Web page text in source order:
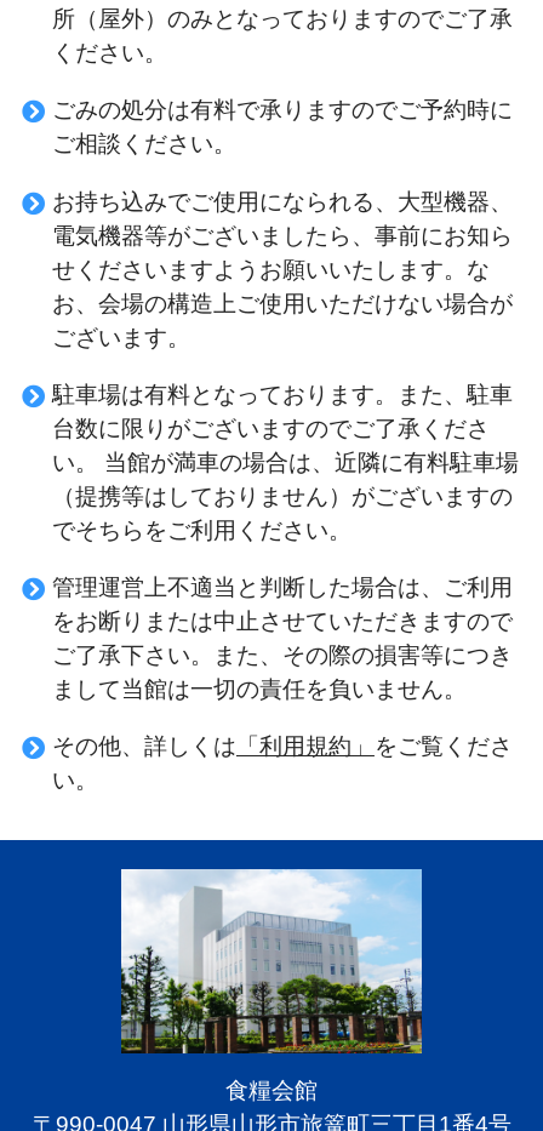
所（屋外）のみとなっておりますのでご了承
ください。
ごみの処分は有料で承りますのでご予約時に
ご相談ください。
お持ち込みでご使用になられる、大型機器、
電気機器等がございましたら、事前にお知ら
せくださいますようお願いいたします。な
お、会場の構造上ご使用いただけない場合が
ございます。
駐車場は有料となっております。また、駐車
台数に限りがございますのでご了承くださ
い。 当館が満車の場合は、近隣に有料駐車場
（提携等はしておりません）がございますの
でそちらをご利用ください。
管理運営上不適当と判断した場合は、ご利用
をお断りまたは中止させていただきますので
ご了承下さい。また、その際の損害等につき
まして当館は一切の責任を負いません。
その他、詳しくは 「利用規約」 をご覧くださ
い。
食糧会館
〒990-0047 山形県山形市旅篭町三丁目1番4号